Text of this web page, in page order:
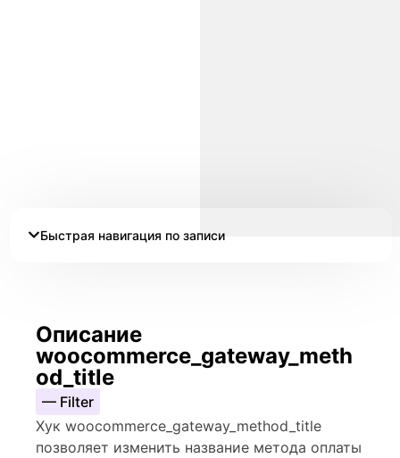
Быстрая навигация по записи
Описание
woocommerce_gateway_meth
od_title
— Filter
Хук woocommerce_gateway_method_title
позволяет изменить название метода оплаты